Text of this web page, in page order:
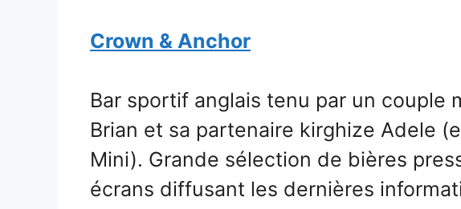
Crown & Anchor
Bar sportif anglais tenu par un couple
Brian et sa partenaire kirghize Adele
Mini). Grande sélection de bières
écrans diffusant les dernières